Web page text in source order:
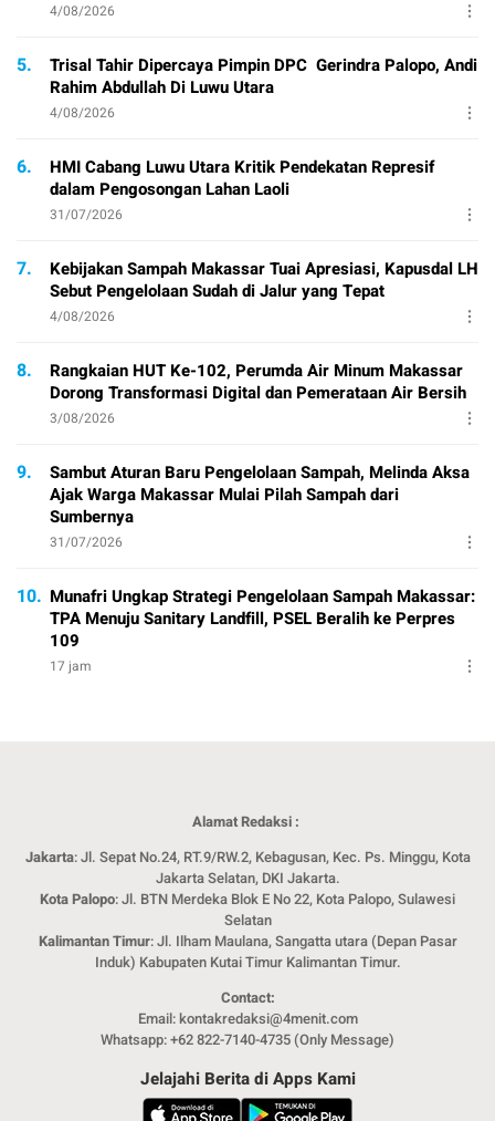
4/08/2026
5.
Trisal Tahir Dipercaya Pimpin DPC Gerindra Palopo, Andi
Rahim Abdullah Di Luwu Utara
4/08/2026
6.
HMI Cabang Luwu Utara Kritik Pendekatan Represif
dalam Pengosongan Lahan Laoli
31/07/2026
7.
Kebijakan Sampah Makassar Tuai Apresiasi, Kapusdal LH
Sebut Pengelolaan Sudah di Jalur yang Tepat
4/08/2026
8.
Rangkaian HUT Ke-102, Perumda Air Minum Makassar
Dorong Transformasi Digital dan Pemerataan Air Bersih
3/08/2026
9.
Sambut Aturan Baru Pengelolaan Sampah, Melinda Aksa
Ajak Warga Makassar Mulai Pilah Sampah dari
Sumbernya
31/07/2026
10. Munafri Ungkap Strategi Pengelolaan Sampah Makassar:
TPA Menuju Sanitary Landfill, PSEL Beralih ke Perpres
109
17 jam
Alamat Redaksi :
Jakarta: Jl. Sepat No.24, RT.9/RW.2, Kebagusan, Kec. Ps. Minggu, Kota
Jakarta Selatan, DKI Jakarta.
Kota Palopo: Jl. BTN Merdeka Blok E No 22, Kota Palopo, Sulawesi
Selatan
Kalimantan Timur: Jl. Ilham Maulana, Sangatta utara (Depan Pasar
Induk) Kabupaten Kutai Timur Kalimantan Timur.
Contact:
Email: kontakredaksi@4menit.com
Whatsapp: +62 822-7140-4735 (Only Message)
Jelajahi Berita di Apps Kami